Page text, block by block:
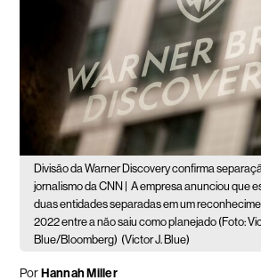
Divisão da Warner Discovery confirma
jornalismo da CNN |
A empresa anunciou que
duas entidades separadas em um
2022 entre a não saiu como planejado (Foto:
Blue/Bloomberg) (Victor J. Blue)
PorHannah Miller